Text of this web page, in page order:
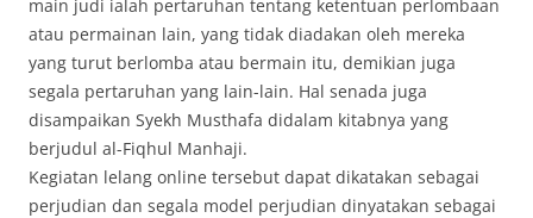
main judi ialah pertaruhan tentang ketentuan perlombaan
atau permainan lain, yang tidak diadakan oleh mereka
yang turut berlomba atau bermain itu, demikian juga
segala pertaruhan yang lain-lain. Hal senada juga
disampaikan Syekh Musthafa didalam kitabnya yang
berjudul al-Fiqhul Manhaji.
Kegiatan lelang online tersebut dapat dikatakan sebagai
perjudian dan segala model perjudian dinyatakan sebagai